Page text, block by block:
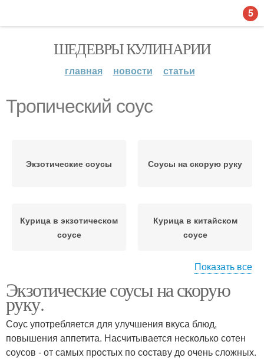
ШЕДЕВРЫ КУЛИНАРИИ
главная новости статьи
Тропический соус
Экзотические соусы Соусы на скорую руку
Курица в экзотическом
соусе
Курица в китайском
соусе
Вкусный соус Соус к мясу
Мятный соус Соус с апельсином
Показать все
Экзотические соусы на скорую
руку.
Соус употребляется для улучшения вкуса блюд,
повышения аппетита. Насчитывается несколько сотен
соусов - от самых простых по составу до очень сложных.
5